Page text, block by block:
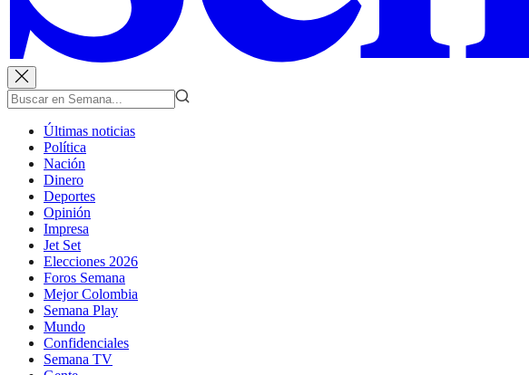
Últimas noticias
Política
Nación
Dinero
Deportes
Opinión
Impresa
Jet Set
Elecciones 2026
Foros Semana
Mejor Colombia
Semana Play
Mundo
Confidenciales
Semana TV